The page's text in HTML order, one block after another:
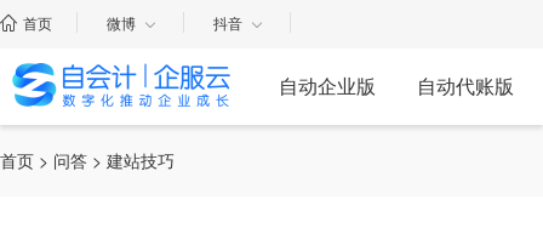
首页 微博 抖音
自动企业版 自动代账版
首页 > 问答 > 建站技巧